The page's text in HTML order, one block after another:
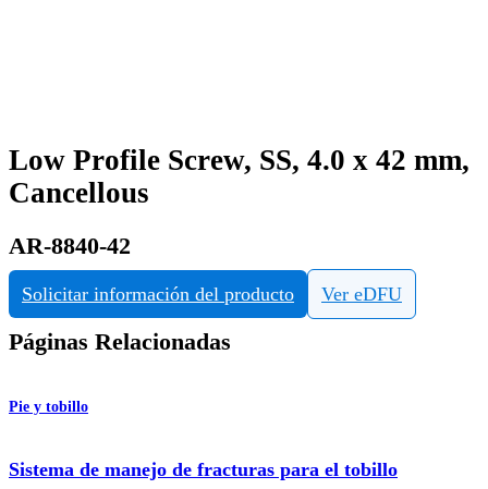
Low Profile Screw, SS, 4.0 x 42 mm,
Cancellous
AR-8840-42
Solicitar información del producto Ver eDFU
Páginas Relacionadas
Pie y tobillo
Sistema de manejo de fracturas para el tobillo